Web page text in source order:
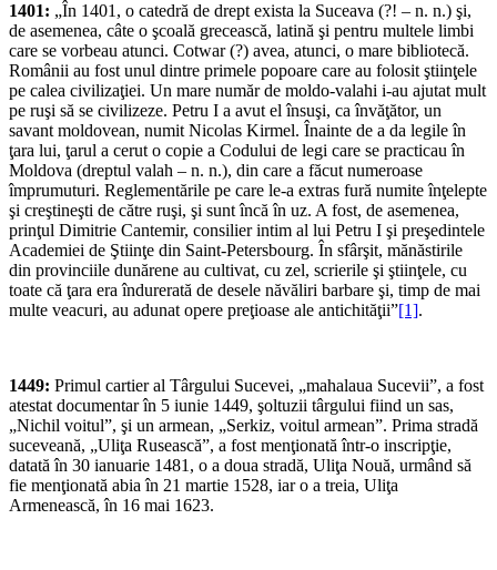
1401: „În 1401, o catedră de drept exista la Suceava (?! – n. n.) şi,
de asemenea, câte o şcoală grecească, latină şi pentru multele limbi
care se vorbeau atunci. Cotwar (?) avea, atunci, o mare bibliotecă.
Românii au fost unul dintre primele popoare care au folosit ştiinţele
pe calea civilizaţiei. Un mare număr de moldo-valahi i-au ajutat mult
pe ruşi să se civilizeze. Petru I a avut el însuşi, ca învăţător, un
savant moldovean, numit Nicolas Kirmel. Înainte de a da legile în
ţara lui, ţarul a cerut o copie a Codului de legi care se practicau în
Moldova (dreptul valah – n. n.), din care a făcut numeroase
împrumuturi. Reglementările pe care le-a extras fură numite înţelepte
şi creştineşti de către ruşi, şi sunt încă în uz. A fost, de asemenea,
prinţul Dimitrie Cantemir, consilier intim al lui Petru I şi preşedintele
Academiei de Ştiinţe din Saint-Petersbourg. În sfârşit, mănăstirile
din provinciile dunărene au cultivat, cu zel, scrierile şi ştiinţele, cu
toate că ţara era îndurerată de desele năvăliri barbare şi, timp de mai
multe veacuri, au adunat opere preţioase ale antichităţii”[1].
1449: Primul cartier al Târgului Sucevei, „mahalaua Sucevii”, a fost
atestat documentar în 5 iunie 1449, şoltuzii târgului fiind un sas,
„Nichil voitul”, şi un armean, „Serkiz, voitul armean”. Prima stradă
suceveană, „Uliţa Rusească”, a fost menţionată într-o inscripţie,
datată în 30 ianuarie 1481, o a doua stradă, Uliţa Nouă, urmând să
fie menţionată abia în 21 martie 1528, iar o a treia, Uliţa
Armenească, în 16 mai 1623.